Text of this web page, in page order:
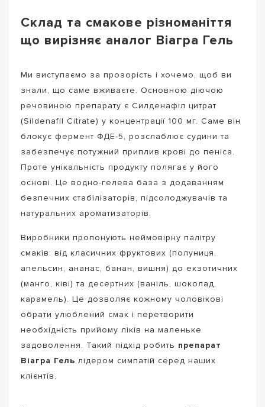
Склад та смакове різноманіття
що вирізняє аналог Віагра Гель
Ми виступаємо за прозорість і хочемо, щоб ви
знали, що саме вживаєте. Основною діючою
речовиною препарату є Силденафіл цитрат
(Sildenafil Citrate) у концентрації 100 мг. Саме він
блокує фермент ФДЕ-5, розслаблює судини та
забезпечує потужний приплив крові до пеніса.
Проте унікальність продукту полягає у його
основі. Це водно-гелева база з додаванням
безпечних стабілізаторів, підсолоджувачів та
натуральних ароматизаторів.
Виробники пропонують неймовірну палітру
смаків: від класичних фруктових (полуниця,
апельсин, ананас, банан, вишня) до екзотичних
(манго, ківі) та десертних (ваніль, шоколад,
карамель). Це дозволяє кожному чоловікові
обрати улюблений смак і перетворити
необхідність прийому ліків на маленьке
задоволення. Такий підхід робить препарат
Віагра Гель лідером симпатій серед наших
клієнтів.